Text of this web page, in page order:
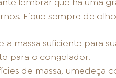
lembrar que há uma
Fique sempre de
a massa suficiente para
para o congelador.
de massa, umedeça